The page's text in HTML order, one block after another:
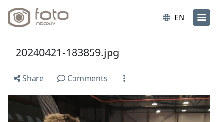
EN
20240421-183859.jpg
Share Comments